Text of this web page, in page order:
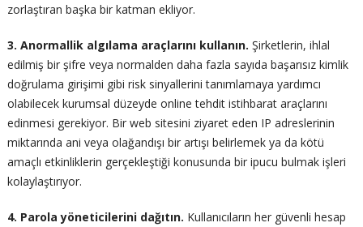
zorlaştıran başka bir katman ekliyor.
3. Anormallik algılama araçlarını kullanın. Şirketlerin, ihlal
edilmiş bir şifre veya normalden daha fazla sayıda başarısız kimlik
doğrulama girişimi gibi risk sinyallerini tanımlamaya yardımcı
olabilecek kurumsal düzeyde online tehdit istihbarat araçlarını
edinmesi gerekiyor. Bir web sitesini ziyaret eden IP adreslerinin
miktarında ani veya olağandışı bir artışı belirlemek ya da kötü
amaçlı etkinliklerin gerçekleştiği konusunda bir ipucu bulmak işleri
kolaylaştırıyor.
4. Parola yöneticilerini dağıtın. Kullanıcıların her güvenli hesap